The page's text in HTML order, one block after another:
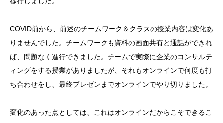
COVID前から、前述のチームワーク＆クラスの授業内容は変化あ
りませんでした。チームワークも資料の画面共有と通話ができれ
ば、問題なく進行できました。チームで実際に企業のコンサルテ
ィングをする授業がありましたが、それもオンラインで何度も打
ち合わせをし、最終プレゼンまでオンラインでやり切りました。
変化のあった点としては、これはオンラインだからこそできるこ